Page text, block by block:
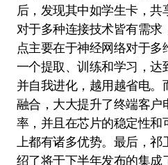
后，发现其中如学生卡，
对于多种连接技术皆有需求
点主要在于神经网络对于
一个提取、训练和学习，达
并自我进化，越用越省电。
融合，大大提升了终端客户
率，并且在芯片的稳定性和
上都有诸多优势。最后，祁
绍了将于下半年发布的集成